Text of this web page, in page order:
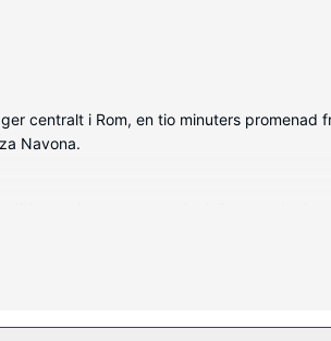
centralt i Rom, en tio minuters
Navona.
laptopanpassade värdeförvaringsskåp